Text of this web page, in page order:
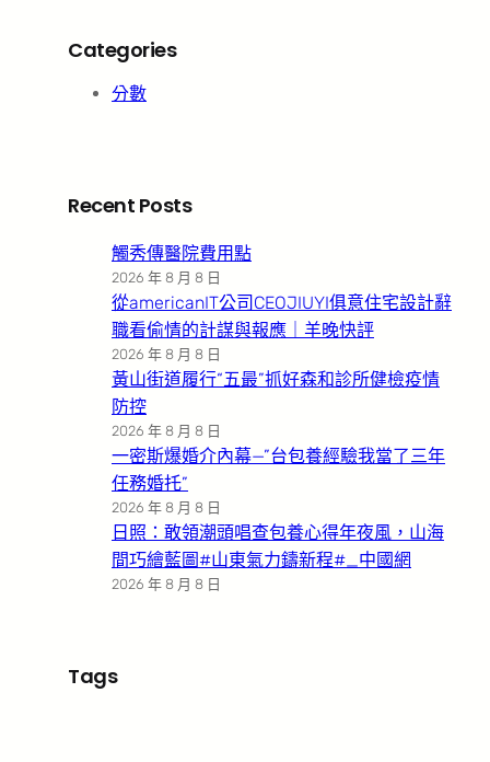
Categories
分數
Recent Posts
觸秀傳醫院費用點
2026 年 8 月 8 日
從americanIT公司CEOJIUYI俱意住宅設計辭
職看偷情的計謀與報應｜羊晚快評
2026 年 8 月 8 日
黃山街道履行“五最”抓好森和診所健檢疫情
防控
2026 年 8 月 8 日
一密斯爆婚介內幕—”台包養經驗我當了三年
任務婚托”
2026 年 8 月 8 日
日照：敢領潮頭唱查包養心得年夜風，山海
間巧繪藍圖#山東氣力鑄新程#_中國網
2026 年 8 月 8 日
Tags